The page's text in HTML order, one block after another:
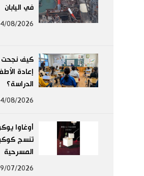
طوكيو
في اليابان
08/2026
كيف نجحت
إعادة
الدراسة؟
08/2026
أوغاوا
تنسج
المسرحية
07/2026